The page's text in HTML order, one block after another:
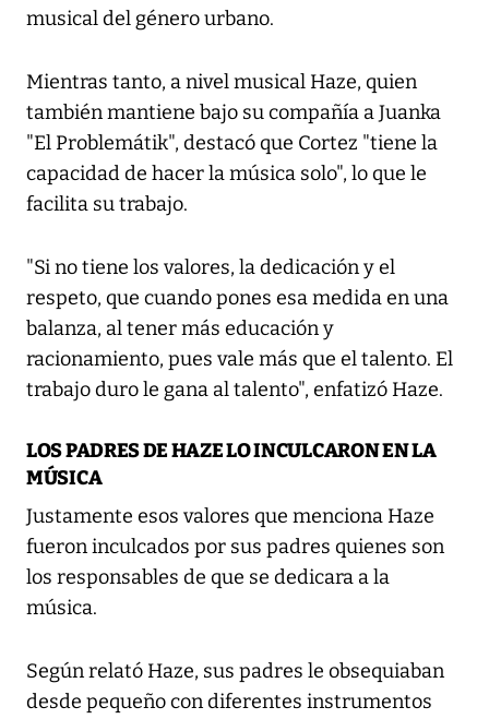
musical del género urbano.
Mientras tanto, a nivel musical Haze, quien
también mantiene bajo su compañía a Juanka
"El Problemátik", destacó que Cortez "tiene la
capacidad de hacer la música solo", lo que le
facilita su trabajo.
"Si no tiene los valores, la dedicación y el
respeto, que cuando pones esa medida en una
balanza, al tener más educación y
racionamiento, pues vale más que el talento. El
trabajo duro le gana al talento", enfatizó Haze.
LOS PADRES DE HAZE LO INCULCARON EN LA
MÚSICA
Justamente esos valores que menciona Haze
fueron inculcados por sus padres quienes son
los responsables de que se dedicara a la
música.
Según relató Haze, sus padres le obsequiaban
desde pequeño con diferentes instrumentos